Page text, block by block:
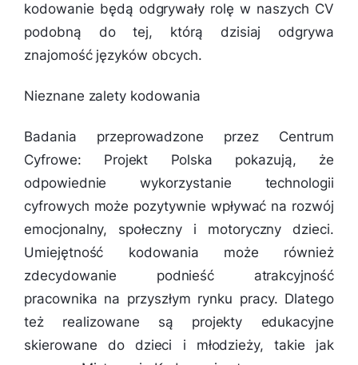
kodowanie będą odgrywały rolę w naszych CV
podobną do tej, którą dzisiaj odgrywa
znajomość języków obcych.
Nieznane zalety kodowania
Badania przeprowadzone przez Centrum
Cyfrowe: Projekt Polska pokazują, że
odpowiednie wykorzystanie technologii
cyfrowych może pozytywnie wpływać na rozwój
emocjonalny, społeczny i motoryczny dzieci.
Umiejętność kodowania może również
zdecydowanie podnieść atrakcyjność
pracownika na przyszłym rynku pracy. Dlatego
też realizowane są projekty edukacyjne
skierowane do dzieci i młodzieży, takie jak